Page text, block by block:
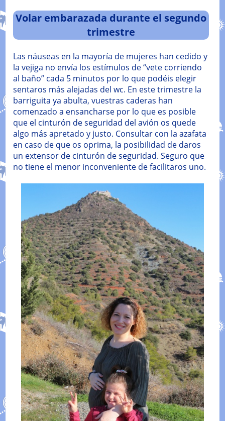
Volar embarazada durante el segundo
trimestre
Las náuseas en la mayoría de mujeres han cedido y
la vejiga no envía los estímulos de “vete corriendo
al baño” cada 5 minutos por lo que podéis elegir
sentaros más alejadas del wc. En este trimestre la
barriguita ya abulta, vuestras caderas han
comenzado a ensancharse por lo que es posible
que el cinturón de seguridad del avión os quede
algo más apretado y justo. Consultar con la azafata
en caso de que os oprima, la posibilidad de daros
un extensor de cinturón de seguridad. Seguro que
no tiene el menor inconveniente de facilitaros uno.